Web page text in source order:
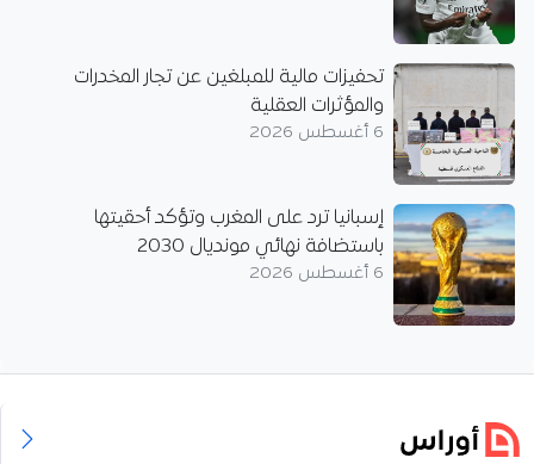
تحفيزات مالية للمبلغين عن تجار المخدرات
والمؤثرات العقلية
6 أغسطس 2026
إسبانيا ترد على المغرب وتؤكد أحقيتها
باستضافة نهائي مونديال 2030
6 أغسطس 2026